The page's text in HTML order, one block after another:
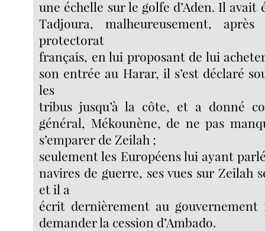
une échelle sur le golfe d’Aden. Il avait
Tadjoura, malheureusement, après
protectorat
français, en lui proposant de lui
son entrée au Harar, il s’est déclaré
les
tribus jusqu’à la côte, et a donné
général, Mékounène, de ne pas
s’emparer de Zeilah ;
seulement les Européens lui ayant
navires de guerre, ses vues sur Zeilah
et il a
écrit dernièrement au
demander la cession d’Ambado.